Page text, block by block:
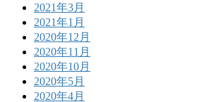
2021年3月
2021年1月
2020年12月
2020年11月
2020年10月
2020年5月
2020年4月